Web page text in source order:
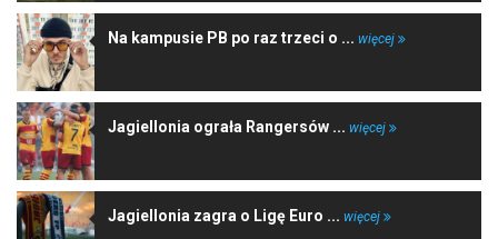
Na kampusie PB po raz trzeci o ... więcej
Jagiellonia ograła Rangersów ... więcej
Jagiellonia zagra o Ligę Euro ... więcej